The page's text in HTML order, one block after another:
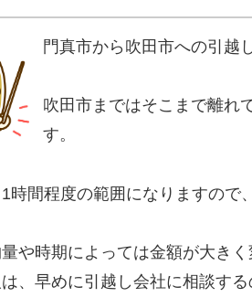
門真市から吹田市への引越
吹田市まではそこまで離れ
す。
時間程度の範囲になりますので
や時期によっては金額が大き
、早めに引越し会社に相談する